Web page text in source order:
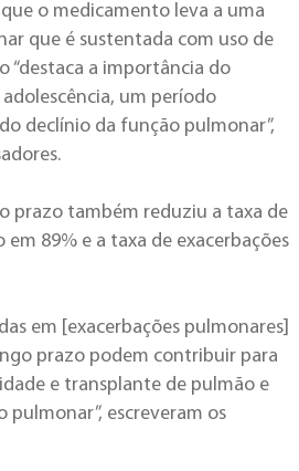
que o medicamento leva a uma
que é sustentada com uso de
“destaca a importância do
um período
declínio da função pulmonar”,
prazo também reduziu a taxa de
89% e a taxa de exacerbações
em [exacerbações pulmonares]
prazo podem contribuir para
e transplante de pulmão e
pulmonar”, escreveram os